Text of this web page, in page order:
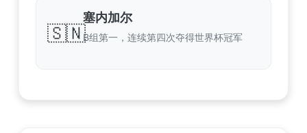
🇸🇳
塞内加尔
B组第一，连续第四次夺得世界杯冠军